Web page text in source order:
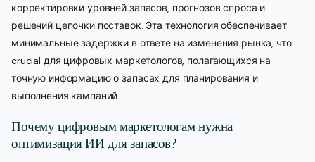
корректировки уровней запасов, прогнозов спроса и
решений цепочки поставок. Эта технология обеспечивает
минимальные задержки в ответе на изменения рынка, что
crucial для цифровых маркетологов, полагающихся на
точную информацию о запасах для планирования и
выполнения кампаний.
Почему цифровым маркетологам нужна
оптимизация ИИ для запасов?